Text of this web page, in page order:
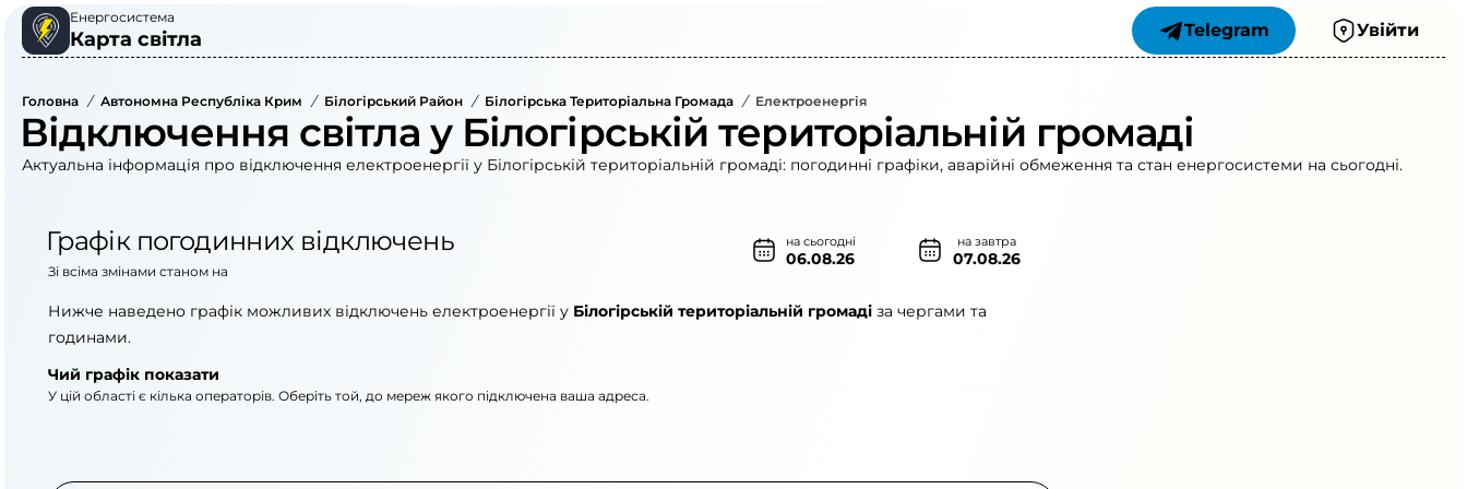
Енергосистема
Карта світла Telegram Увійти
Головна / Автономна Республіка Крим / Білогірський Район / Білогірська Територіальна Громада / Електроенергія
Відключення світла у Білогірській територіальній громаді
Актуальна інформація про відключення електроенергії у Білогірській територіальній громаді: погодинні графіки, аварійні обмеження та стан енергосистеми на сьогодні.
Графік погодинних відключень на сьогодні
06.08.26
на завтра
07.08.26
Зі всіма змінами станом на
Нижче наведено графік можливих відключень електроенергії у Білогірській територіальній громаді за чергами та
годинами.
Чий графік показати
У цій області є кілька операторів. Оберіть той, до мереж якого підключена ваша адреса.